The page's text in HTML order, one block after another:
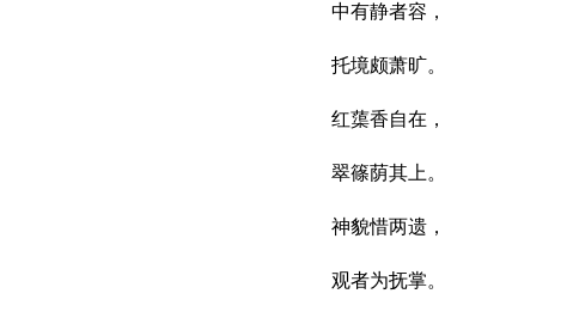
中有静者容，
托境颇萧旷。
红蕖香自在，
翠篠荫其上。
神貌惜两遗，
观者为抚掌。